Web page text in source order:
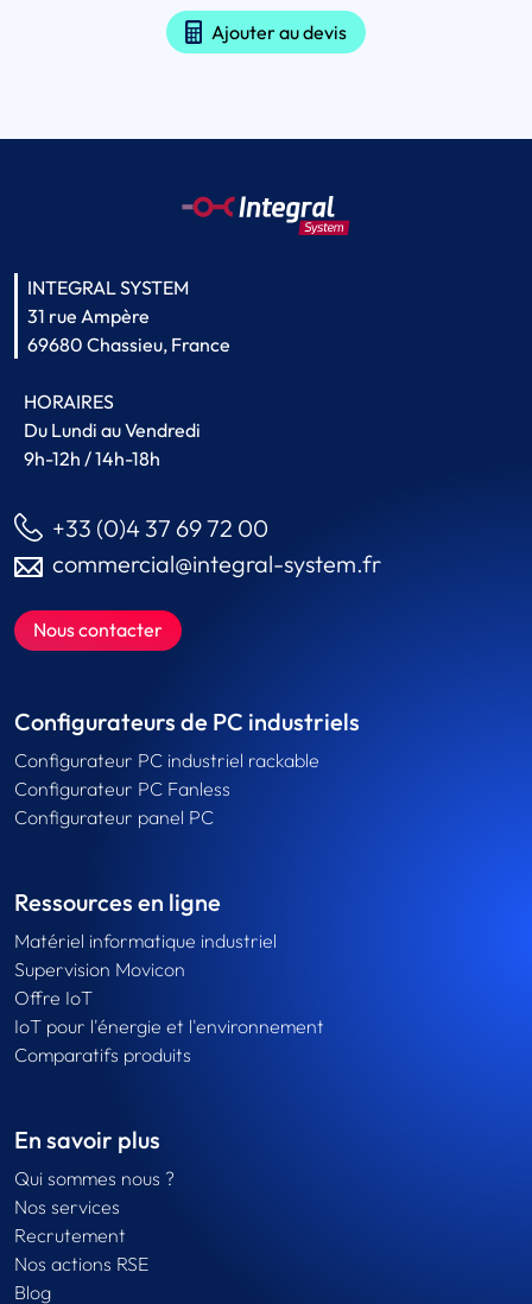
Ajouter au devis
INTEGRAL SYSTEM
31 rue Ampère
69680 Chassieu, France
HORAIRES
Du Lundi au Vendredi
9h-12h / 14h-18h
+33 (0)4 37 69 72 00
commercial@integral-system.fr
Nous contacter
Configurateurs de PC industriels
Configurateur PC industriel rackable
Configurateur PC Fanless
Configurateur panel PC
Ressources en ligne
Matériel informatique industriel
Supervision Movicon
Offre IoT
IoT pour l'énergie et l'environnement
Comparatifs produits
En savoir plus
Qui sommes nous ?
Nos services
Recrutement
Nos actions RSE
Blog